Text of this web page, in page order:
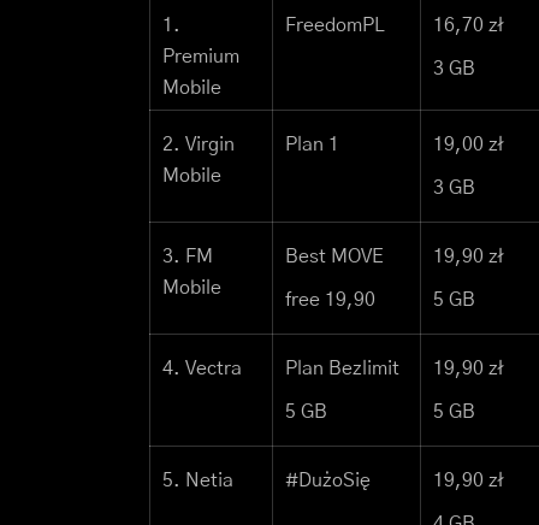
1.
Premium
Mobile
FreedomPL 16,70 zł
3 GB
2. Virgin
Mobile
Plan 1 19,00 zł
3 GB
3. FM
Mobile
Best MOVE
free 19,90
19,90 zł
5 GB
4. Vectra Plan Bezlimit
5 GB
19,90 zł
5 GB
5. Netia #DużoSię 19,90 zł